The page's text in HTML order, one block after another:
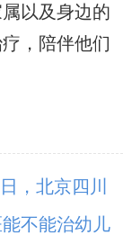
以及身边的
，陪伴他们
，北京四川
季治疗黄金
不能治幼儿